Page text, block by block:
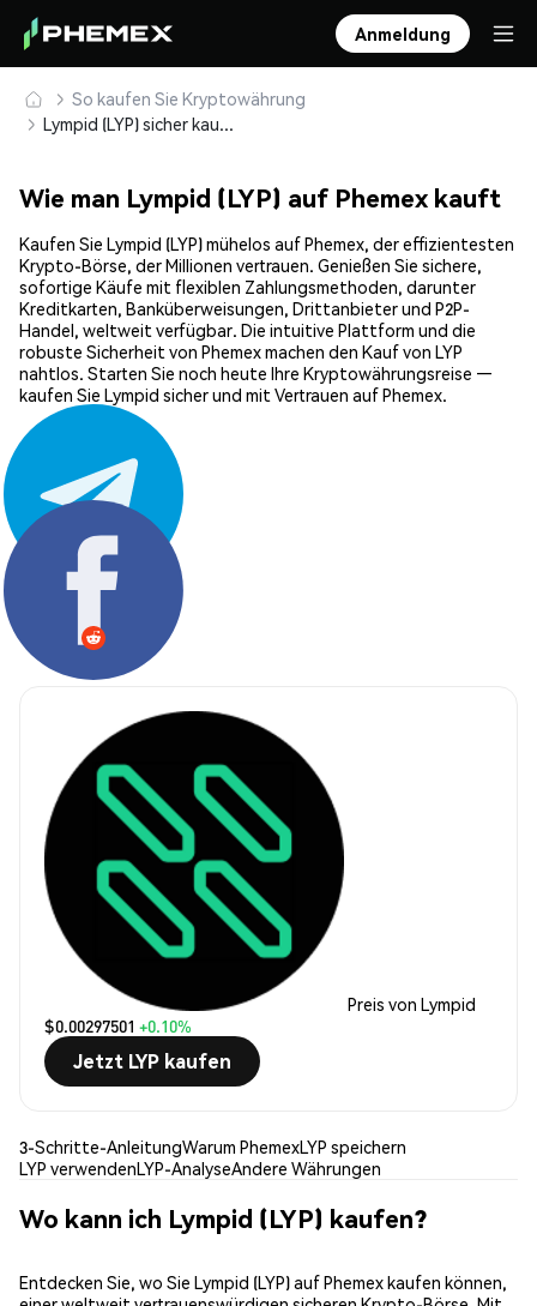
Anmeldung
So kaufen Sie Kryptowährung
Lympid (LYP) sicher kaufen und speichern
Wie man Lympid (LYP) auf Phemex kauft
Kaufen Sie Lympid (LYP) mühelos auf Phemex, der effizientesten
Krypto-Börse, der Millionen vertrauen. Genießen Sie sichere,
sofortige Käufe mit flexiblen Zahlungsmethoden, darunter
Kreditkarten, Banküberweisungen, Drittanbieter und P2P-
Handel, weltweit verfügbar. Die intuitive Plattform und die
robuste Sicherheit von Phemex machen den Kauf von LYP
nahtlos. Starten Sie noch heute Ihre Kryptowährungsreise —
kaufen Sie Lympid sicher und mit Vertrauen auf Phemex.
Teilen:
Preis von Lympid
$0.00297501 +0.10%
Jetzt LYP kaufen
3-Schritte-AnleitungWarum PhemexLYP speichern
LYP verwendenLYP-AnalyseAndere Währungen
Wo kann ich Lympid (LYP) kaufen?
Entdecken Sie, wo Sie Lympid (LYP) auf Phemex kaufen können,